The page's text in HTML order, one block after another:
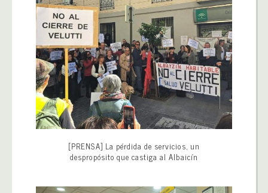
[PRENSA] La pérdida de servicios, un
despropósito que castiga al Albaicín